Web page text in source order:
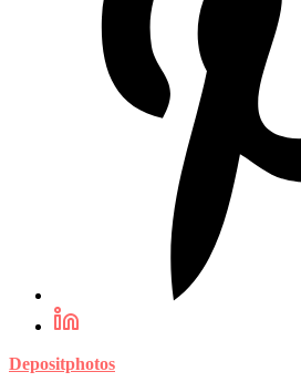
Depositphotos